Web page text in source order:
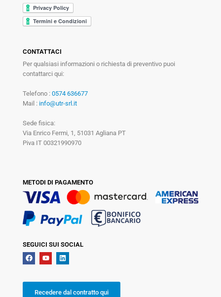
CONTATTACI
Per qualsiasi informazioni o richiesta di preventivo puoi
contattarci qui:
Telefono : 0574 636677
Mail : info@utr-srl.it
Sede fisica:
Via Enrico Fermi, 1, 51031 Agliana PT
Piva IT 00321990970
METODI DI PAGAMENTO
SEGUICI SUI SOCIAL
Recedere dal contratto qui